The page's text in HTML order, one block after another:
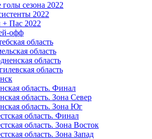
голы сезона 2022
2022
+ Пас 2022
офф
область
область
область
область
область. Финал
область. Зона Север
область. Зона Юг
область. Финал
область. Зона Восток
область. Зона Запад